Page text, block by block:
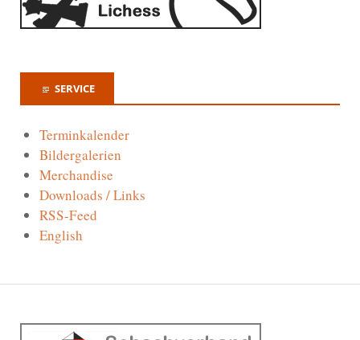
SERVICE
Terminkalender
Bildergalerien
Merchandise
Downloads / Links
RSS-Feed
English